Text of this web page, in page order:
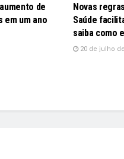
de
em um ano
Novas
Saúde
saiba como
20 de julho